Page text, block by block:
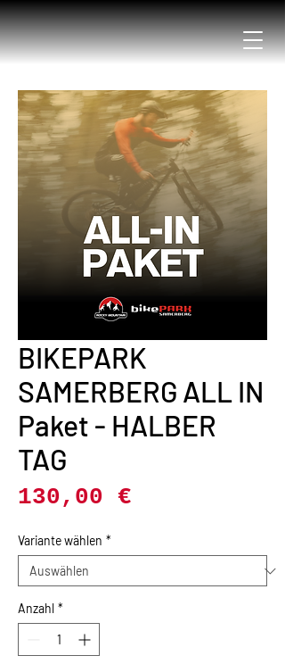
BIKEPARK
SAMERBERG ALL IN
Paket - HALBER
TAG
130,00 €
Variante wählen *
Anzahl *